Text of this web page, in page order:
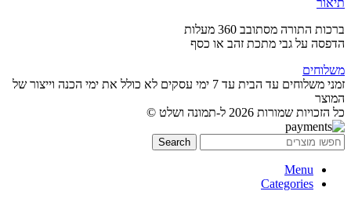
ברכות התורה מסתובב 360 מעלות
הדפסה על גבי מתכת זהב או כסף
משלוחים
זמני משלוחים עד הבית עד 7 ימי עסקים לא כולל את ימי הכנה וייצור של
המוצר
כל הזכויות שמורות 2026 ל-תמונה ושלט ©
Search
Menu
Categories